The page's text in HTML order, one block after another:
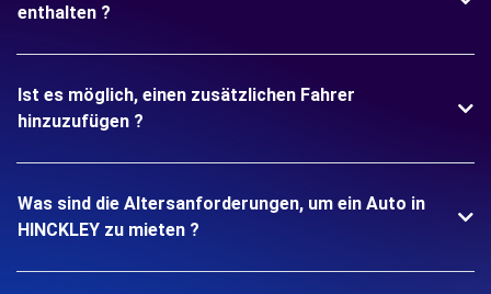
enthalten ?
Ist es möglich, einen zusätzlichen Fahrer
hinzuzufügen ?
Was sind die Altersanforderungen, um ein Auto in
HINCKLEY zu mieten ?